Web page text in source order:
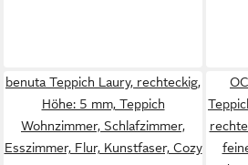
benuta Teppich Laury, rechteckig,
Höhe: 5 mm, Teppich
Wohnzimmer, Schlafzimmer,
Esszimmer, Flur, Kunstfaser, Cozy